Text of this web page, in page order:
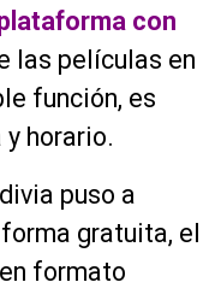
con
las películas en
función, es
horario.
puso a
gratuita, el
formato